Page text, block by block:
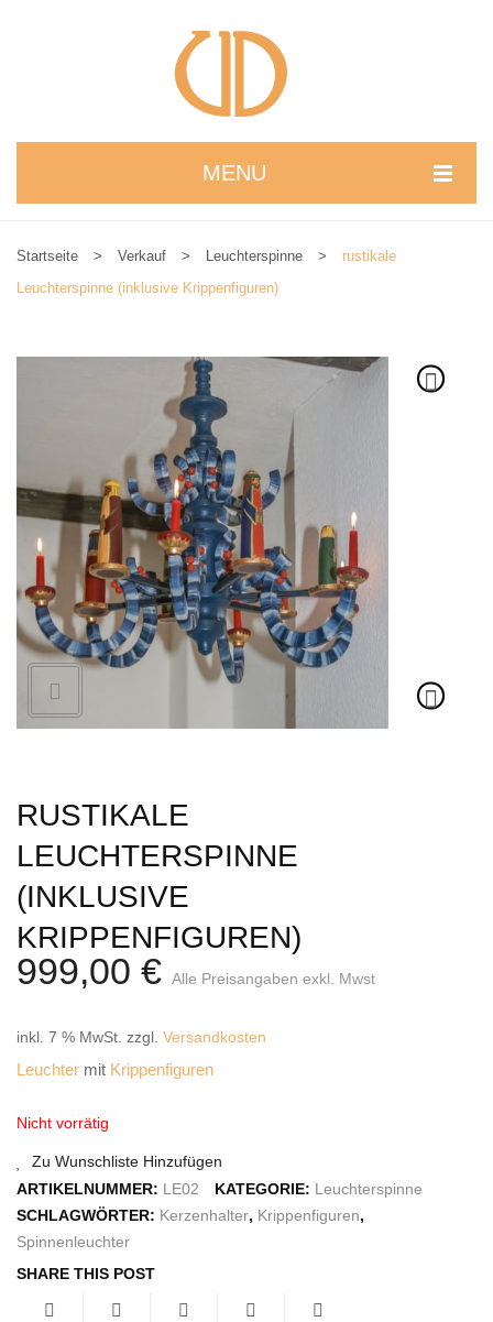
MENU
ONLINESHOP
alle Produkte
Kreativbaukasten
Weihnachtskrippe
Weihnachtsengel
Bergmann
Räuchermann
Lichtfigur
Warenkorb
Kundeninformationen
Mein Konto
KONTAKT
Startseite > Verkauf > Leuchterspinne >
rustikale
Leuchterspinne (inklusive Krippenfiguren)
RUSTIKALE
LEUCHTERSPINNE
(INKLUSIVE
KRIPPENFIGUREN)
999,00 € Alle Preisangaben exkl. Mwst
inkl. 7 % MwSt. zzgl. Versandkosten
Leuchter mit Krippenfiguren
Nicht vorrätig
Zu Wunschliste Hinzufügen
ARTIKELNUMMER: LE02 KATEGORIE: Leuchterspinne
SCHLAGWÖRTER: Kerzenhalter, Krippenfiguren,
Spinnenleuchter
SHARE THIS POST